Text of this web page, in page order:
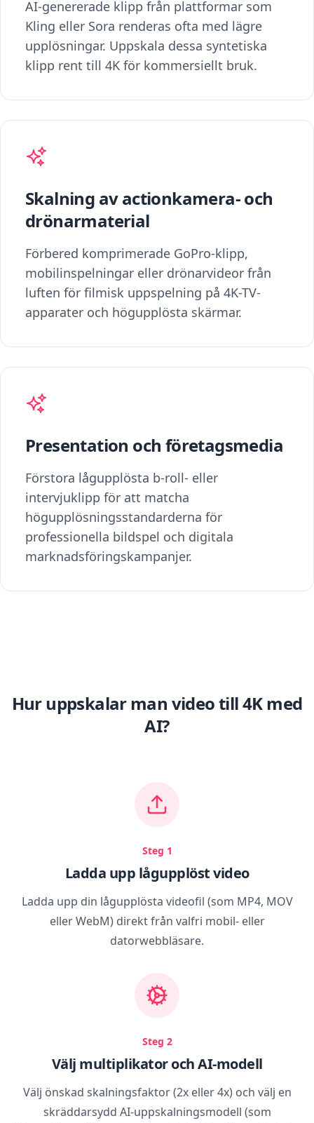
AI-genererade klipp från plattformar som
Kling eller Sora renderas ofta med lägre
upplösningar. Uppskala dessa syntetiska
klipp rent till 4K för kommersiellt bruk.
Skalning av actionkamera- och
drönarmaterial
Förbered komprimerade GoPro-klipp,
mobilinspelningar eller drönarvideor från
luften för filmisk uppspelning på 4K-TV-
apparater och högupplösta skärmar.
Presentation och företagsmedia
Förstora lågupplösta b-roll- eller
intervjuklipp för att matcha
högupplösningsstandarderna för
professionella bildspel och digitala
marknadsföringskampanjer.
Hur uppskalar man video till 4K med
AI?
Steg 1
Ladda upp lågupplöst video
Ladda upp din lågupplösta videofil (som MP4, MOV
eller WebM) direkt från valfri mobil- eller
datorwebbläsare.
Steg 2
Välj multiplikator och AI-modell
Välj önskad skalningsfaktor (2x eller 4x) och välj en
skräddarsydd AI-uppskalningsmodell (som